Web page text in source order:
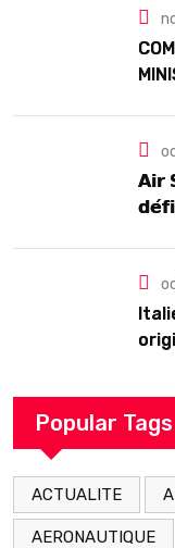
𝗔𝗶𝗿
Popular Tags
ACTUALITE
AERONAUTIQUE